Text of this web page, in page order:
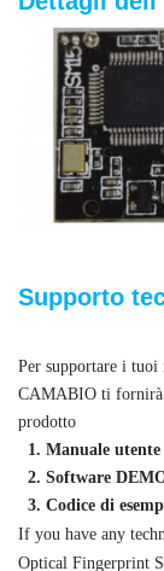
Supporto
Per supportare i
CAMABIO ti fornirà
prodotto
1. Manuale
2. Software
3. Codice di
If you have any
Optical Fingerprint